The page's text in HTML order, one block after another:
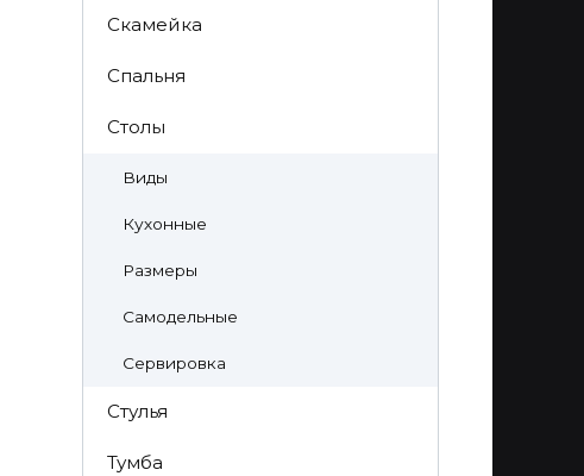
Скамейка
Спальня
Столы
Виды
Кухонные
Размеры
Самодельные
Сервировка
Стулья
Тумба